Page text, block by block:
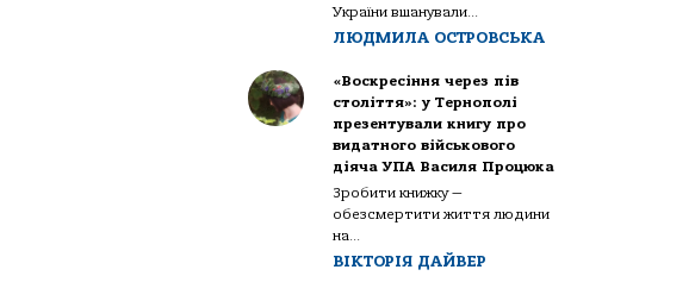
України вшанували...
ЛЮДМИЛА ОСТРОВСЬКА
«Воскресіння через пів
століття»: у Тернополі
презентували книгу про
видатного військового
діяча УПА Василя Процюка
Зробити книжку —
обезсмертити життя людини
на...
ВІКТОРІЯ ДАЙВЕР